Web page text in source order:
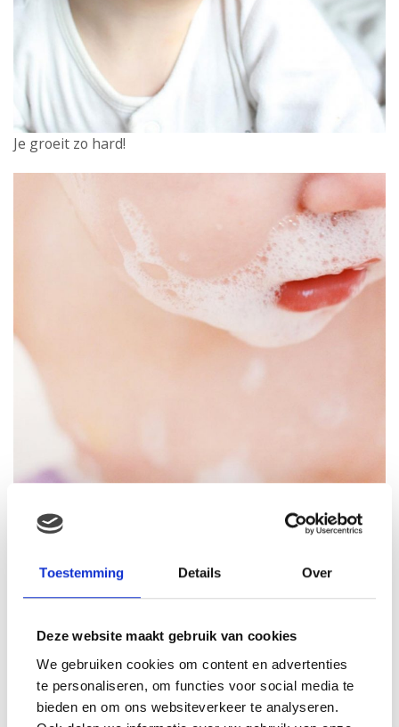
Toestemming Details Over
Deze website maakt gebruik van cookies
We gebruiken cookies om content en advertenties
te personaliseren, om functies voor social media te
bieden en om ons websiteverkeer te analyseren.
Je groeit zo hard!